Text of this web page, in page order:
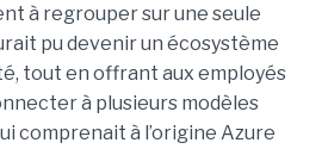
à regrouper sur une seule
pu devenir un écosystème
tout en offrant aux employés
à plusieurs modèles
comprenait à l’origine Azure